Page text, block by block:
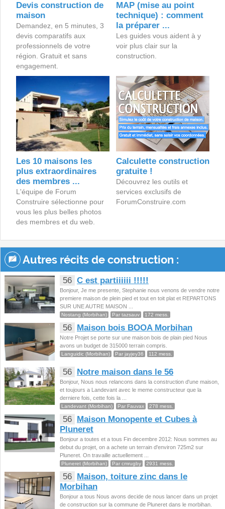
Devis construction de
maison
Demandez, en 5 minutes, 3
devis comparatifs aux
professionnels de votre
région. Gratuit et sans
engagement.
MAP (mise au point
technique) : comment
la préparer ...
Les guides vous aident à y
voir plus clair sur la
construction.
Les 10 maisons les
plus extraordinaires
des membres ...
L'équipe de Forum
Construire sélectionne pour
vous les plus belles photos
des membres et du web.
Calculette construction
gratuite !
Découvrez les outils et
services exclusifs de
ForumConstruire.com
Autres récits de construction :
56 C est partiiiiii !!!!!
Bonjour, Je me presente, Stephanie nous venons de vendre notre
premiere maison de plein pied et tout en toit plat et REPARTONS
SUR UNE AUTRE MAISON ...
Nostang (Morbihan) Par tazsauv 172 mess.
56 Maison bois BOOA Morbihan
Notre Projet se porte sur une maison bois de plain pied Nous
avons un budget de 315000 terrain compris.
Languidic (Morbihan) Par jayjey36 112 mess.
56 Notre maison dans le 56
Bonjour, Nous nous relancons dans la construction d'une maison,
et toujours a Landevant avec le meme constructeur que la
derniere fois, cette fois la ...
Landevant (Morbihan) Par Fauvax 278 mess.
56
Maison Monopente et Cubes à
Pluneret
Bonjour a toutes et a tous Fin decembre 2012: Nous sommes au
debut du projet, on a achete un terrain d'environ 725m2 sur
Pluneret. On travaille actuellement ...
Pluneret (Morbihan) Par cmrugby 2931 mess.
56
Maison, toiture zinc dans le
Morbihan
Bonjour a tous Nous avons decide de nous lancer dans un projet
de construction sur la commune de Pluneret dans le morbihan.